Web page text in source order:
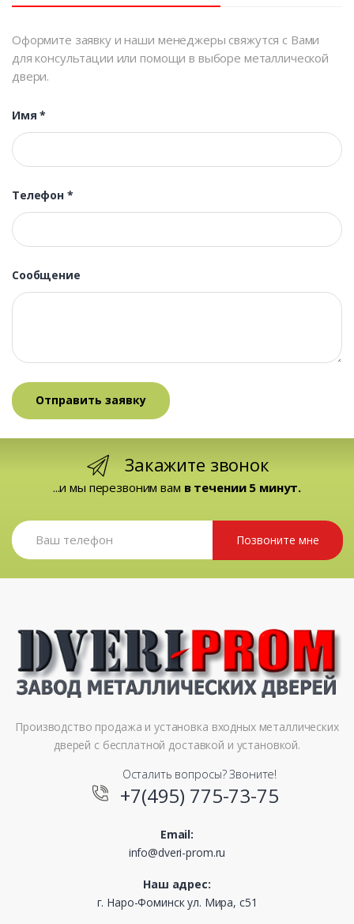
Оформите заявку и наши менеджеры свяжутся с Вами
для консультации или помощи в выборе металлической
двери.
Имя*
Телефон *
Сообщение
Закажите звонок
...и мы перезвоним вам в течении 5 минут.
Позвоните мне
Производство продажа и установка входных металлических
дверей с бесплатной доставкой и установкой.
Осталить вопросы? Звоните!
+7(495) 775-73-75
Email:
info@dveri-prom.ru
Наш адрес:
г. Наро-Фоминск ул. Мира, с51